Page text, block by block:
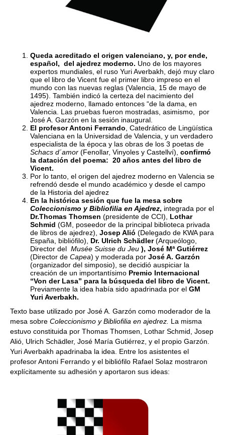
Queda acreditado el origen valenciano, y, por ende,
español, del ajedrez moderno. Uno de los mayores
expertos mundiales, el ruso Yuri Averbakh, dejó muy claro
que el libro de Vicent fue el primer libro impreso en el
mundo con las nuevas reglas (Valencia, 15 de mayo de
1495). También indicó la certeza del nacimiento del
ajedrez moderno, llamado entonces “de la dama, en
Valencia. Las pruebas fueron mostradas, asimismo, por
José A. Garzón en la sesión inaugural.
El profesor Antoni Ferrando , Catedrático de Lingüística
Valenciana en la Universidad de Valencia, y un verdadero
especialista de la época y las obras de los 3 poetas de
Schacs d´amor (Fenollar, Vinyoles y Castellví), confirmó
la datación del poema: 20 años antes del libro de
Vicent.
Por lo tanto, el origen del ajedrez moderno en Valencia se
refrendó desde el mundo académico y desde el campo
de la Historia del ajedrez
En la histórica sesión que fue la mesa sobre
Coleccionismo y Bibliofilia en Ajedrez, integrada por el
Dr.Thomas Thomsen (presidente de CCI),
Lothar
Schmid (GM, poseedor de la principal biblioteca privada
de libros de ajedrez), Josep Alió (Delegado de KWA para
España, bibliófilo),
Dr. Ulrich Schädler(Arqueólogo,
Director del Musée Suisse du Jeu ), José Mª Gutiérrez
(Director de Capea) y moderada por José A. Garzón
(organizador del simposio), se decidió auspiciar la
creación de un importantísimo Premio Internacional
“Von der Lasa” para la búsqueda del libro de Vicent.
Previamente la idea había sido apadrinada por el GM
Yuri Averbakh.
Texto base utilizado por José A. Garzón como moderador de la
mesa sobre Coleccionismo y Bibliofilia en ajedrez. La misma
estuvo constituida por Thomas Thomsen, Lothar Schmid, Josep
Alió, Ulrich Schädler, José María Gutiérrez, y el propio Garzón.
Yuri Averbakh apadrinaba la idea. Entre los asistentes el
profesor Antoni Ferrando y el bibliófilo Rafael Solaz mostraron
explícitamente su adhesión y aportaron sus ideas: